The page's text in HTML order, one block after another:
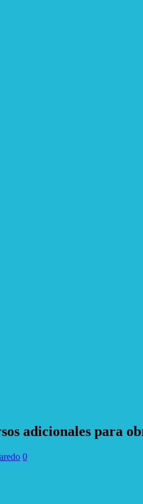
adicionales para
0